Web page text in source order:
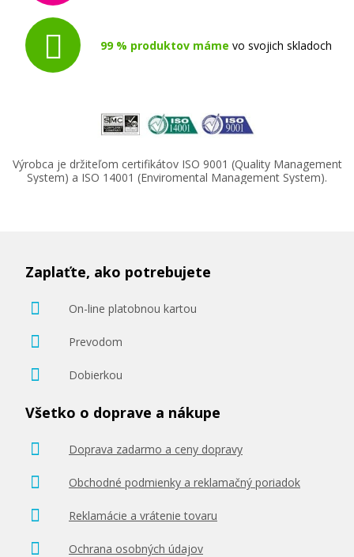
99 % produktov máme vo svojich skladoch
Výrobca je držiteľom certifikátov ISO 9001 (Quality Management
System) a ISO 14001 (Enviromental Management System).
Zaplaťte, ako potrebujete
On-line platobnou kartou
Prevodom
Dobierkou
Všetko o doprave a nákupe
Doprava zadarmo a ceny dopravy
Obchodné podmienky a reklamačný poriadok
Reklamácie a vrátenie tovaru
Ochrana osobných údajov